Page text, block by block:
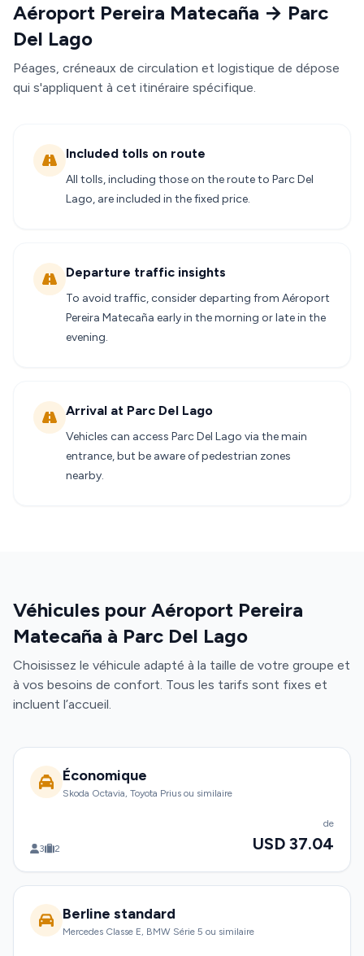
Aéroport Pereira Matecaña → Parc
Del Lago
Péages, créneaux de circulation et logistique de dépose
qui s'appliquent à cet itinéraire spécifique.
Included tolls on route
All tolls, including those on the route to Parc Del
Lago, are included in the fixed price.
Departure traffic insights
To avoid traffic, consider departing from Aéroport
Pereira Matecaña early in the morning or late in the
evening.
Arrival at Parc Del Lago
Vehicles can access Parc Del Lago via the main
entrance, but be aware of pedestrian zones
nearby.
Véhicules pour Aéroport Pereira
Matecaña à Parc Del Lago
Choisissez le véhicule adapté à la taille de votre groupe et
à vos besoins de confort. Tous les tarifs sont fixes et
incluent l’accueil.
Économique
Skoda Octavia, Toyota Prius ou similaire
3 2
de
USD 37.04
Berline standard
Mercedes Classe E, BMW Série 5 ou similaire